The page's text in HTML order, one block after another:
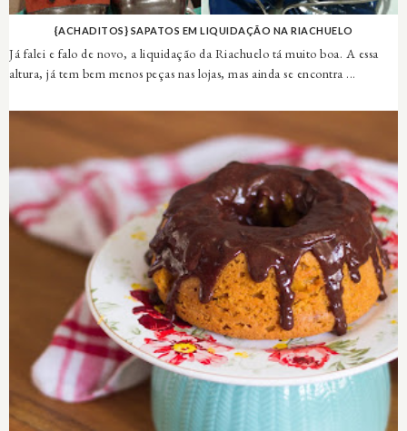
{ACHADITOS} SAPATOS EM LIQUIDAÇÃO NA RIACHUELO
Já falei e falo de novo, a liquidação da Riachuelo tá muito boa. A essa
altura, já tem bem menos peças nas lojas, mas ainda se encontra ...